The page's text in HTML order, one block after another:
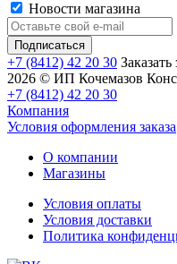
Новости магазина
+7 (8412) 42 20 30
2026 © ИП Кочемазов
+7 (8412) 42 20 30
Компания
Условия оформления заказа
О компании
Магазины
Условия оплаты
Условия доставки
Политика